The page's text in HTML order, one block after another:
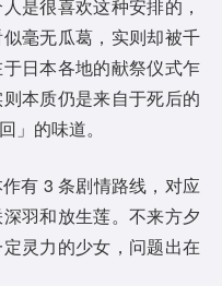
是很喜欢这种安排的，
毫无瓜葛，实则却被千
日本各地的献祭仪式乍
本质仍是来自于死后的
」的味道。
有 3 条剧情路线，对应
羽和放生莲。不来方夕
灵力的少女，问题出在